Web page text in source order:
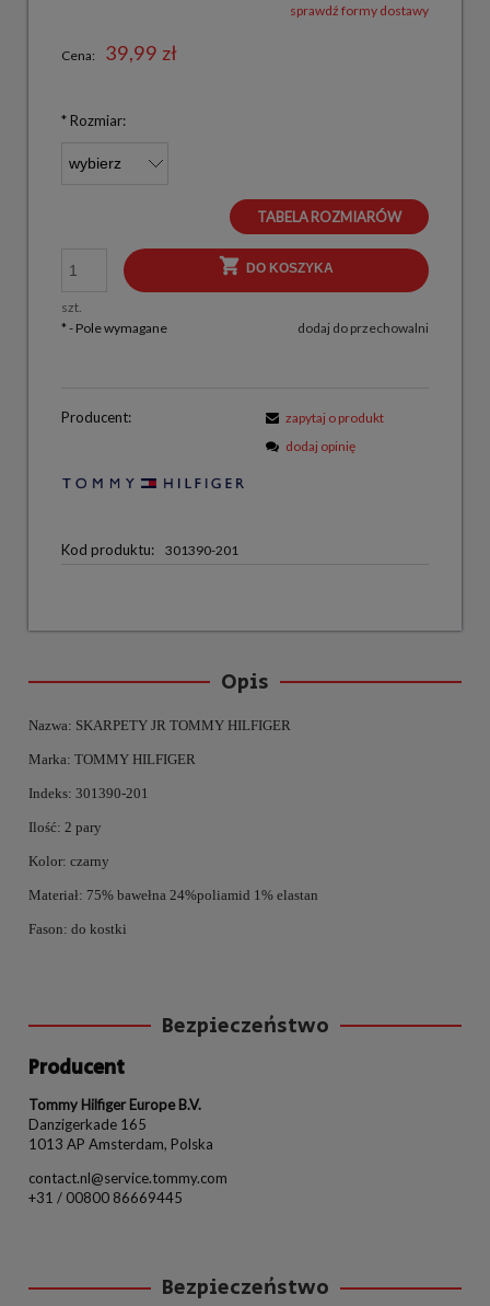
sprawdź formy dostawy
Cena: 39,99 zł
* Rozmiar:
TABELA ROZMIARÓW
szt.
DO KOSZYKA
dodaj do przechowalni
* - Pole wymagane
Producent:
Kod produktu: 301390-201
zapytaj o produkt
dodaj opinię
Opis
Nazwa: SKARPETY JR TOMMY HILFIGER
Marka: TOMMY HILFIGER
Indeks: 301390-201
Ilość: 2 pary
Kolor: czarny
Materiał: 75% bawełna 24%poliamid 1% elastan
Fason: do kostki
Bezpieczeństwo
Producent
Tommy Hilfiger Europe B.V.
Danzigerkade 165
1013 AP Amsterdam, Polska
contact.nl@service.tommy.com
+31 / 00800 86669445
Bezpieczeństwo